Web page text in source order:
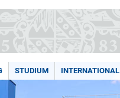
STUDIUM INTERNATIONAL